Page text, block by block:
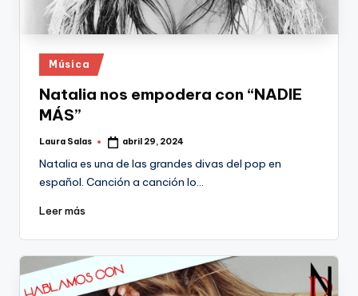
Publicado
en
Música
Natalia nos empodera con “NADIE
MÁS”
Publicado
Laura Salas abril 29, 2024
Natalia es una de las grandes divas del pop en
español. Canción a canción lo…
Leer más